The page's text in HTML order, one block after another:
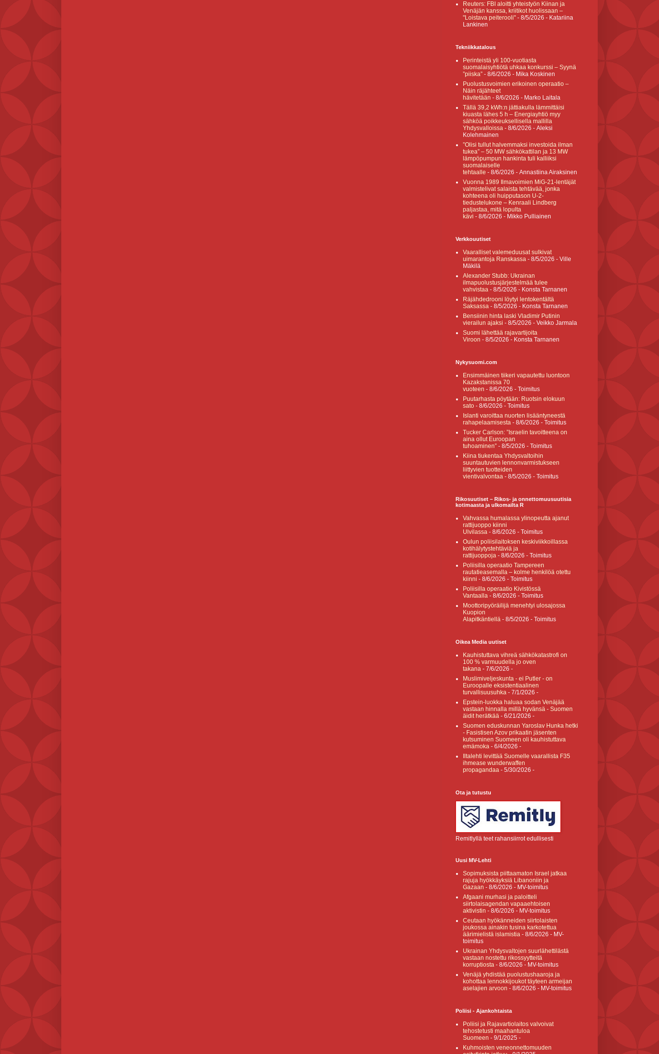
Reuters: FBI aloitti yhteistyön Kiinan ja
Venäjän kanssa, kriitikot huolissaan –
"Loistava peiterooli" - 8/5/2026 - Katariina
Lankinen
Tekniikkatalous
Perinteistä yli 100-vuotiasta
suomalaisyhtiötä uhkaa konkurssi – Syynä
”piiska” - 8/6/2026 - Mika Koskinen
Puolustusvoimien erikoinen operaatio –
Näin räjähteet
hävitetään - 8/6/2026 - Marko Laitala
Tällä 39,2 kWh:n jättiakulla lämmittäisi
kiuasta lähes 5 h – Energiayhtiö myy
sähköä poikkeuksellisella mallilla
Yhdysvalloissa - 8/6/2026 - Aleksi
Kolehmainen
”Olisi tullut halvemmaksi investoida ilman
tukea” – 50 MW sähkökattilan ja 13 MW
lämpöpumpun hankinta tuli kalliiksi
suomalaiselle
tehtaalle - 8/6/2026 - Annastiina Airaksinen
Vuonna 1989 Ilmavoimien MiG-21-lentäjät
valmistelivat salaista tehtävää, jonka
kohteena oli huipputason U-2-
tiedustelukone – Kenraali Lindberg
paljastaa, mitä lopulta
kävi - 8/6/2026 - Mikko Pulliainen
Verkkouutiset
Vaaralliset valemeduusat sulkivat
uimarantoja Ranskassa - 8/5/2026 - Ville
Mäkilä
Alexander Stubb: Ukrainan
ilmapuolustusjärjestelmää tulee
vahvistaa - 8/5/2026 - Konsta Tarnanen
Räjähdedrooni löytyi lentokentältä
Saksassa - 8/5/2026 - Konsta Tarnanen
Bensiinin hinta laski Vladimir Putinin
vierailun ajaksi - 8/5/2026 - Veikko Jarmala
Suomi lähettää rajavartijoita
Viroon - 8/5/2026 - Konsta Tarnanen
Nykysuomi.com
Ensimmäinen tiikeri vapautettu luontoon
Kazakstanissa 70
vuoteen - 8/6/2026 - Toimitus
Puutarhasta pöytään: Ruotsin elokuun
sato - 8/6/2026 - Toimitus
Islanti varoittaa nuorten lisääntyneestä
rahapelaamisesta - 8/6/2026 - Toimitus
Tucker Carlson: ”Israelin tavoitteena on
aina ollut Euroopan
tuhoaminen” - 8/5/2026 - Toimitus
Kiina tiukentaa Yhdysvaltoihin
suuntautuvien lennonvarmistukseen
liittyvien tuotteiden
vientivalvontaa - 8/5/2026 - Toimitus
Rikosuutiset – Rikos- ja onnettomuusuutisia
kotimaasta ja ulkomailta R
Vahvassa humalassa ylinopeutta ajanut
rattijuoppo kiinni
Ulvilassa - 8/6/2026 - Toimitus
Oulun poliisilaitoksen keskiviikkoillassa
kotihälytystehtäviä ja
rattijuoppoja - 8/6/2026 - Toimitus
Poliisilla operaatio Tampereen
rautatieasemalla – kolme henkilöä otettu
kiinni - 8/6/2026 - Toimitus
Poliisilla operaatio Kivistössä
Vantaalla - 8/6/2026 - Toimitus
Moottoripyöräilijä menehtyi ulosajossa
Kuopion
Alapitkäntiellä - 8/5/2026 - Toimitus
Oikea Media uutiset
Kauhistuttava vihreä sähkökatastrofi on
100 % varmuudella jo oven
takana - 7/6/2026 -
Muslimiveljeskunta - ei Putler - on
Euroopalle eksistentiaalinen
turvallisuusuhka - 7/1/2026 -
Epstein-luokka haluaa sodan Venäjää
vastaan hinnalla millä hyvänsä - Suomen
äidit herätkää - 6/21/2026 -
Suomen eduskunnan Yaroslav Hunka hetki
- Fasistisen Azov prikaatin jäsenten
kutsuminen Suomeen oli kauhistuttava
emämoka - 6/4/2026 -
Iltalehti levittää Suomelle vaarallista F35
ihmease wunderwaffen
propagandaa - 5/30/2026 -
Ota ja tutustu
Remitlyllä teet rahansiirrot edullisesti
Uusi MV-Lehti
Sopimuksista piittaamaton Israel jatkaa
rajuja hyökkäyksiä Libanoniin ja
Gazaan - 8/6/2026 - MV-toimitus
Afgaani murhasi ja paloitteli
siirtolaisagendan vapaaehtoisen
aktivistin - 8/6/2026 - MV-toimitus
Ceutaan hyökänneiden siirtolaisten
joukossa ainakin tusina karkotettua
äärimielistä islamistia - 8/6/2026 - MV-
toimitus
Ukrainan Yhdysvaltojen suurlähettilästä
vastaan nostettu rikossyytteitä
korruptiosta - 8/6/2026 - MV-toimitus
Venäjä yhdistää puolustushaaroja ja
kohottaa lennokkijoukot täyteen armeijan
aselajien arvoon - 8/6/2026 - MV-toimitus
Poliisi - Ajankohtaista
Poliisi ja Rajavartiolaitos valvoivat
tehostetusti maahantuloa
Suomeen - 9/1/2025 -
Kuhmoisten veneonnettomuuden